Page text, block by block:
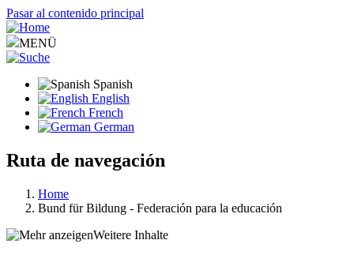
Pasar al contenido principal
MENÜ
Spanish
English
French
German
Ruta de navegación
Home
Bund für Bildung - Federación para la educación
Weitere Inhalte